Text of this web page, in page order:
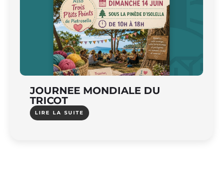
JOURNEE MONDIALE DU
TRICOT
LIRE LA SUITE